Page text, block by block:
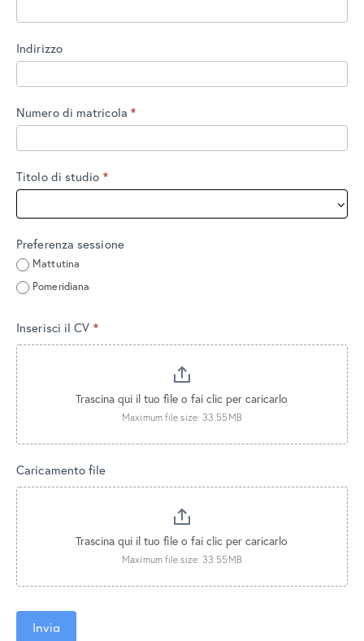
Indirizzo
Numero di matricola *
Titolo di studio *
Preferenza sessione
Mattutina
Pomeridiana
Inserisci il CV *
Trascina qui il tuo file o fai clic per caricarlo
Maximum file size: 33.55MB
Caricamento file
Trascina qui il tuo file o fai clic per caricarlo
Maximum file size: 33.55MB
Invia